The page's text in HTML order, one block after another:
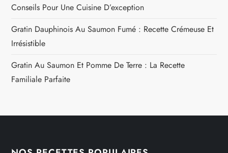
Conseils Pour Une Cuisine D’exception
Gratin Dauphinois Au Saumon Fumé : Recette Crémeuse Et
Irrésistible
Gratin Au Saumon Et Pomme De Terre : La Recette
Familiale Parfaite